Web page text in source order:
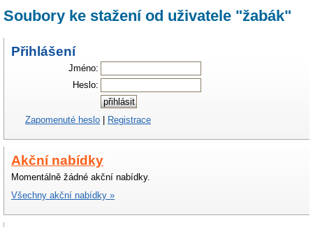
Soubory ke stažení od uživatele "žabák"
Přihlášení
Jméno:
Heslo:
Zapomenuté heslo Registrace
Akční nabídky
Momentálně žádné akční nabídky.
Všechny akční nabídky »